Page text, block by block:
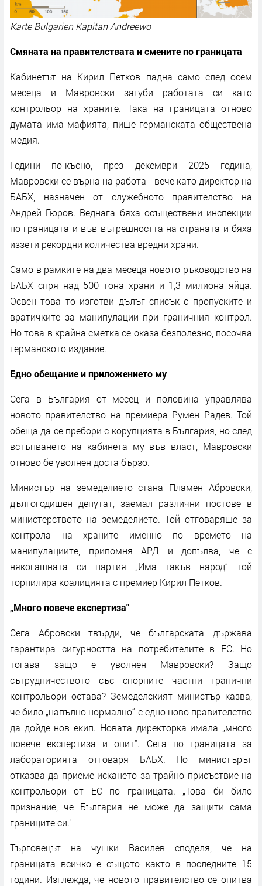
Karte Bulgarien Kapitan Andreewo
Смяната на правителствата и смените по границата
Кабинетът на Кирил Петков падна само след осем
месеца и Мавровски загуби работата си като
контрольор на храните. Така на границата отново
думата има мафията, пише германската обществена
медия.
Години по-късно, през декември 2025 година,
Мавровски се върна на работа - вече като директор на
БАБХ, назначен от служебното правителство на
Андрей Гюров. Веднага бяха осъществени инспекции
по границата и във вътрешността на страната и бяха
иззети рекордни количества вредни храни.
Само в рамките на два месеца новото ръководство на
БАБХ спря над 500 тона храни и 1,3 милиона яйца.
Освен това то изготви дълъг списък с пропуските и
вратичките за манипулации при граничния контрол.
Но това в крайна сметка се оказа безполезно, посочва
германското издание.
Едно обещание и приложението му
Сега в България от месец и половина управлява
новото правителство на премиера Румен Радев. Той
обеща да се пребори с корупцията в България, но след
встъпването на кабинета му във власт, Мавровски
отново бе уволнен доста бързо.
Министър на земеделието стана Пламен Абровски,
дългогодишен депутат, заемал различни постове в
министерството на земеделието. Той отговаряше за
контрола на храните именно по времето на
манипулациите, припомня АРД и допълва, че с
някогашната си партия „Има такъв народ“ той
торпилира коалицията с премиер Кирил Петков.
„Много повече експертиза"
Сега Абровски твърди, че българската държава
гарантира сигурността на потребителите в ЕС. Но
тогава защо е уволнен Мавровски? Защо
сътрудничеството със спорните частни гранични
контрольори остава? Земеделският министър казва,
че било „напълно нормално“ с едно ново правителство
да дойде нов екип. Новата директорка имала „много
повече експертиза и опит“. Сега по границата за
лабораторията отговаря БАБХ. Но министърът
отказва да приеме искането за трайно присъствие на
контрольори от ЕС по границата. „Това би било
признание, че България не може да защити сама
границите си."
Търговецът на чушки Василев споделя, че на
границата всичко е същото както в последните 15
години. Изглежда, че новото правителство се опитва